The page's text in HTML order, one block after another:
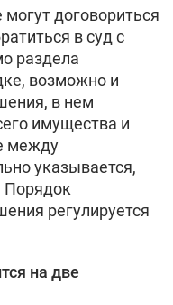
могут договориться
в суд с
раздела
возможно и
в нем
имущества и
между
указывается,
Порядок
регулируется
на две